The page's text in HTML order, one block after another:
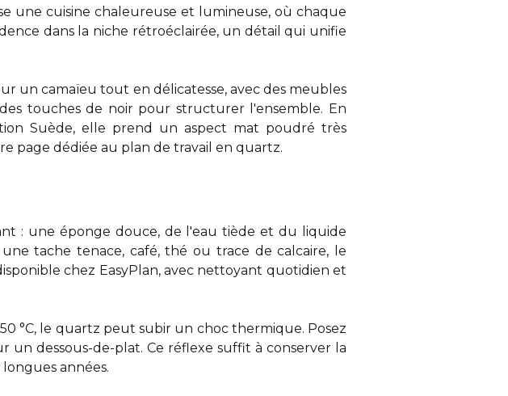
une cuisine chaleureuse et lumineuse, où chaque
dans la niche rétroéclairée, un détail qui unifie
un camaïeu tout en délicatesse, avec des meubles
touches de noir pour structurer l'ensemble. En
Suède, elle prend un aspect mat poudré très
page dédiée au plan de travail en quartz.
: une éponge douce, de l'eau tiède et du liquide
tache tenace, café, thé ou trace de calcaire, le
chez EasyPlan, avec nettoyant quotidien et
°C, le quartz peut subir un choc thermique. Posez
un dessous-de-plat. Ce réflexe suffit à conserver la
années.